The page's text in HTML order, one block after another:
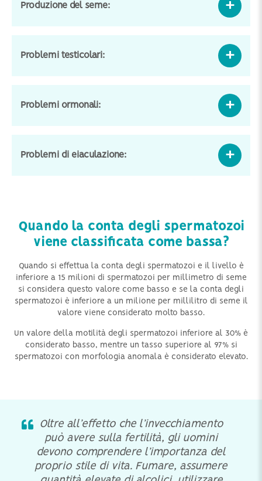
Produzione del seme:
Problemi testicolari:
Problemi ormonali:
Problemi di eiaculazione:
Quando la conta degli spermatozoi
viene classificata come bassa?
Quando si effettua la conta degli spermatozoi e il livello è
inferiore a 15 milioni di spermatozoi per millimetro di seme
si considera questo valore come basso e se la conta degli
spermatozoi è inferiore a un milione per millilitro di seme il
valore viene considerato molto basso.
Un valore della motilità degli spermatozoi inferiore al 30% è
considerato basso, mentre un tasso superiore al 97% si
spermatozoi con morfologia anomala è considerato elevato.
Oltre all’effetto che l’invecchiamento
può avere sulla fertilità, gli uomini
devono comprendere l’importanza del
proprio stile di vita. Fumare, assumere